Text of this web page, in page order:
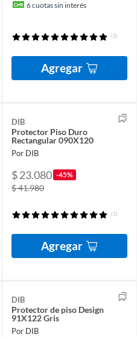
6cuotas sin interés
(5)
Agregar
DIB
Protector Piso Duro
Rectangular 090X120
Por DIB
$ 23.080 -45%
$ 41.980
(1)
Agregar
DIB
Protector de piso Design
91X122 Gris
Por DIB